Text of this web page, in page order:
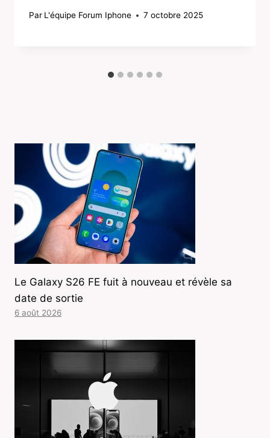
Par L'équipe Forum Iphone 7 octobre 2025
Le Galaxy S26 FE fuit à nouveau et révèle sa
date de sortie
6 août 2026